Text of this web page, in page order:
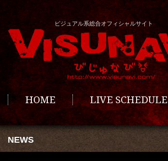
ビジュアル系総合オフィシャルサイト
HOME LIVE SCHEDULE
NEWS